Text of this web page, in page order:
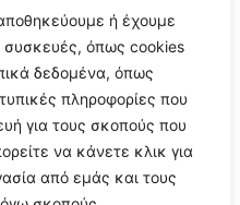
ή έχουμε
όπως cookies
δεδομένα, όπως
πληροφορίες που
για τους σκοπούς που
να κάνετε κλικ για
από εμάς και τους